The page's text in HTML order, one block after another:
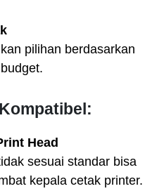
pilihan berdasarkan
Head
sesuai standar bisa
kepala cetak printer.